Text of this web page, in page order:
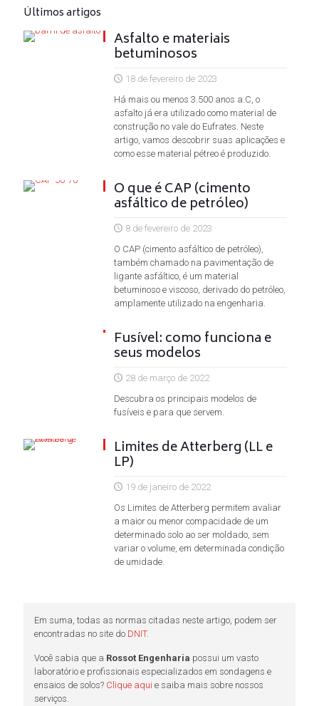
Últimos artigos
Asfalto e materiais
betuminosos
18 de fevereiro de 2023
Há mais ou menos 3.500 anos a.C, o
asfalto já era utilizado como material de
construção no vale do Eufrates. Neste
artigo, vamos descobrir suas aplicações e
como esse material pétreo é produzido.
O que é CAP (cimento
asfáltico de petróleo)
8 de fevereiro de 2023
O CAP (cimento asfáltico de petróleo),
também chamado na pavimentação de
ligante asfáltico, é um material
betuminoso e viscoso, derivado do petróleo,
amplamente utilizado na engenharia.
Fusível: como funciona e
seus modelos
28 de março de 2022
Descubra os principais modelos de
fusíveis e para que servem.
Limites de Atterberg (LL e
LP)
19 de janeiro de 2022
Os Limites de Atterberg permitem avaliar
a maior ou menor compacidade de um
determinado solo ao ser moldado, sem
variar o volume, em determinada condição
de umidade.
Em suma, todas as normas citadas neste artigo, podem ser
encontradas no site do DNIT.
Você sabia que a Rossot Engenharia possui um vasto
laboratório e profissionais especializados em sondagens e
ensaios de solos? Clique aqui e saiba mais sobre nossos
serviços.